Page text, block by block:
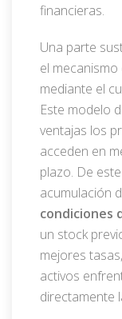
financieras.
Una parte
el mecanismo
mediante el
Este modelo
ventajas los
acceden en
plazo. De
acumulación
condiciones
un stock
mejores
activos
directamente